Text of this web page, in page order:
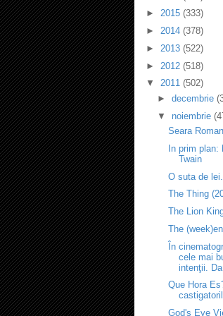
► 2015 (333)
► 2014 (378)
► 2013 (522)
► 2012 (518)
▼ 2011 (502)
► decembrie
▼ noiembrie
Seara
In prim plan:
Twain
O suta de
The Thing
The Lion
The
În
cele mai
intenţii.
Que Hora
God's Eye